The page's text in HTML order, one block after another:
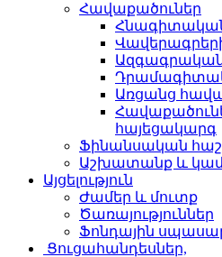
Հավաքածուներ
Առցանց
հայեցակարգ
Ֆինանսական
Աշխատանք և
Այցելություն
Ժամեր և մուտք
Ծառայություններ
Ֆոնդային
Ցուցահանդեսներ,